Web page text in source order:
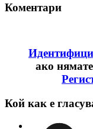
Коментари
ако
Кой как е